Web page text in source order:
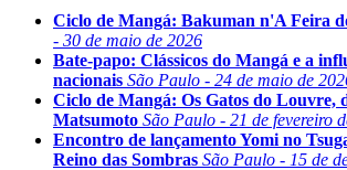
Ciclo de Mangá: Bakuman n'A Feira
- 30 de maio de 2026
Bate-papo: Clássicos do Mangá e a
nacionais São Paulo - 24 de maio de
Ciclo de Mangá: Os Gatos do Louvre,
Matsumoto São Paulo - 21 de fevereiro
Encontro de lançamento Yomi no
Reino das Sombras São Paulo - 15 de